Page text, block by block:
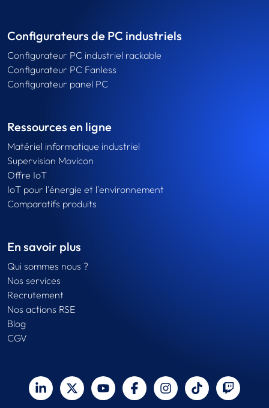
Configurateurs de PC industriels
Configurateur PC industriel rackable
Configurateur PC Fanless
Configurateur panel PC
Ressources en ligne
Matériel informatique industriel
Supervision Movicon
Offre IoT
IoT pour l'énergie et l'environnement
Comparatifs produits
En savoir plus
Qui sommes nous ?
Nos services
Recrutement
Nos actions RSE
Blog
CGV